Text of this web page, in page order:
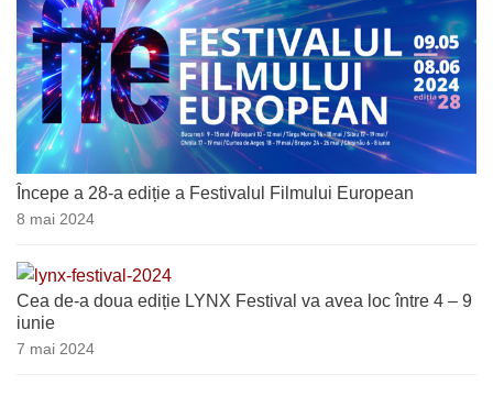
Începe a 28-a ediție a Festivalul Filmului European
8 mai 2024
Cea de-a doua ediție LYNX Festival va avea loc între 4 – 9
iunie
7 mai 2024